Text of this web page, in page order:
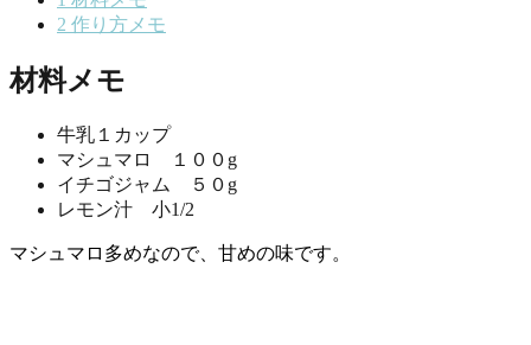
2 作り方メモ
材料メモ
牛乳１カップ
マシュマロ １００g
イチゴジャム ５０g
レモン汁 小1/2
マシュマロ多めなので、甘めの味です。